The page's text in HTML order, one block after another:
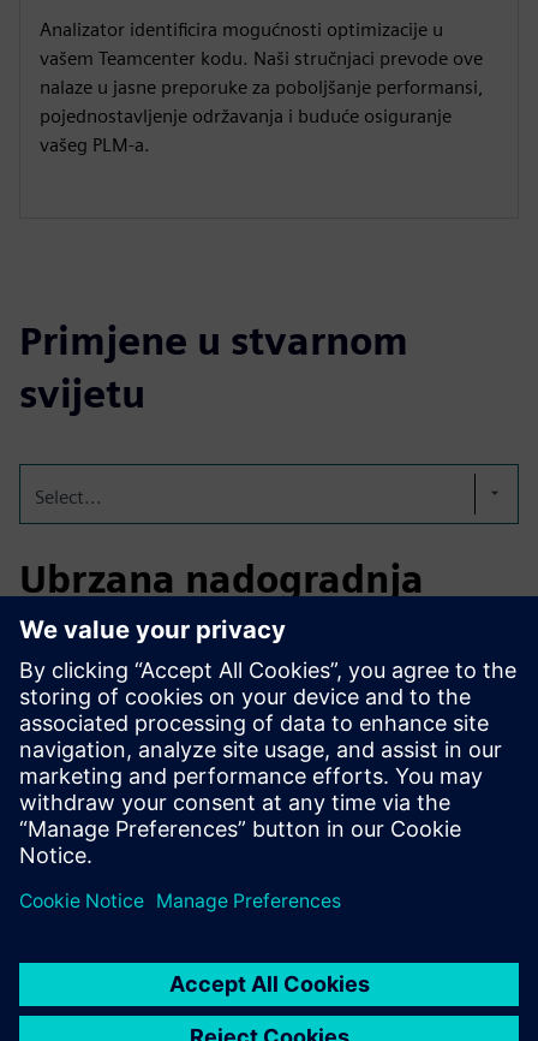
Analizator identificira mogućnosti optimizacije u
vašem Teamcenter kodu. Naši stručnjaci prevode ove
nalaze u jasne preporuke za poboljšanje performansi,
pojednostavljenje održavanja i buduće osiguranje
vašeg PLM-a.
Primjene u stvarnom
svijetu
Select...
Ubrzana nadogradnja
Teamcenter
Vodeći njemački proizvođač automobila koristio je
Teamcenter X Readiness Analyzer i stručni pregled kako bi
pojednostavio nadogradnju Teamcentra. Vrijeme pripreme
smanjeno je za 45%, uz brže odluke o uklanjanju
prilagodbe, smanjujući složenost i ubrzavajući isporuku.